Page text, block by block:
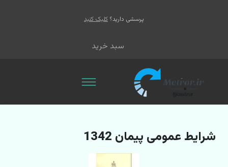
پرسشی دارید؟ کلیک کنید
سبد خرید
شرایط عمومی پیمان 1342